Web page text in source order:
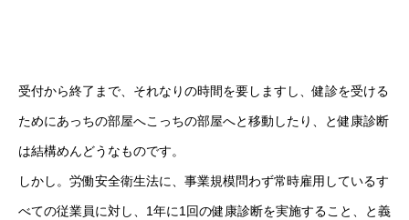
受付から終了まで、それなりの時間を要しますし、健診を受ける
ためにあっちの部屋へこっちの部屋へと移動したり、と健康診断
は結構めんどうなものです。
しかし。労働安全衛生法に、事業規模問わず常時雇用しているす
べての従業員に対し、1年に1回の健康診断を実施すること、と義